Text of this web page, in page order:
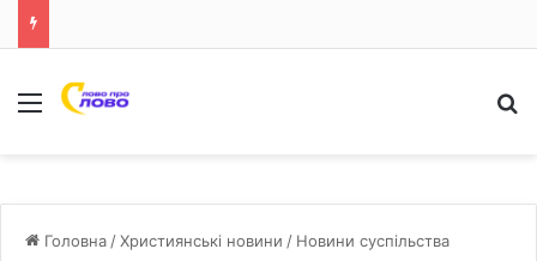
Меню
Головна /Християнські новини / Новини суспільства